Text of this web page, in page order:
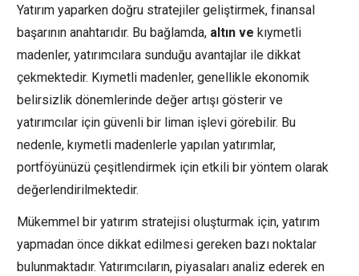
Yatırım yaparken doğru stratejiler geliştirmek, finansal
başarının anahtarıdır. Bu bağlamda, altın ve kıymetli
madenler, yatırımcılara sunduğu avantajlar ile dikkat
çekmektedir. Kıymetli madenler, genellikle ekonomik
belirsizlik dönemlerinde değer artışı gösterir ve
yatırımcılar için güvenli bir liman işlevi görebilir. Bu
nedenle, kıymetli madenlerle yapılan yatırımlar,
portföyünüzü çeşitlendirmek için etkili bir yöntem olarak
değerlendirilmektedir.
Mükemmel bir yatırım stratejisi oluşturmak için, yatırım
yapmadan önce dikkat edilmesi gereken bazı noktalar
bulunmaktadır. Yatırımcıların, piyasaları analiz ederek en